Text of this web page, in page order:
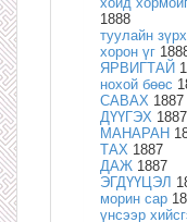
1888
туулайн
хорон үг
ЯРВИГТАЙ
нохой бөөс
САВАХ 1887
ДҮҮГЭХ 1887
МАНАРАН
ТАХ 1887
ДАЖ 1887
ЭГДҮҮЦЭЛ
морин сар
үнсээр